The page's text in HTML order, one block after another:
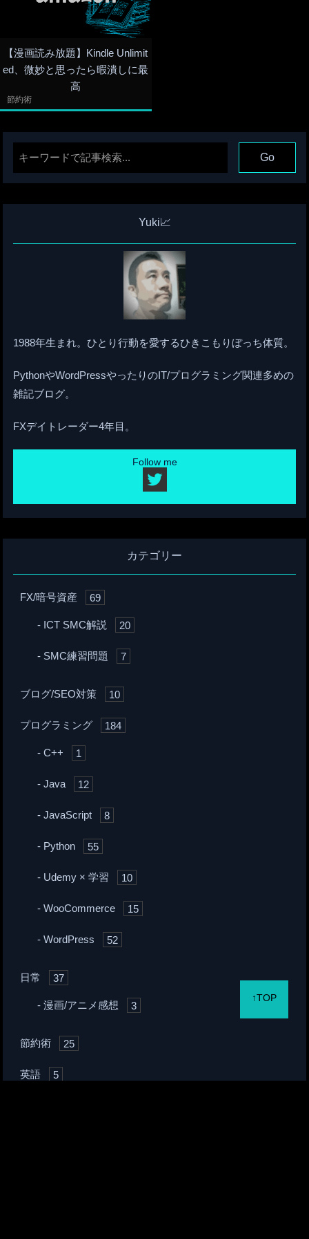
【漫画読み放題】Kindle Unlimit
ed、微妙と思ったら暇潰しに最
高
節約術
Yuki📈
1988年生まれ。ひとり行動を愛するひきこもりぼっち体質。
PythonやWordPressやったりのIT/プログラミング関連多めの
雑記ブログ。
FXデイトレーダー4年目。
Follow me
カテゴリー
FX/暗号資産 69
ICT SMC解説 20
SMC練習問題 7
ブログ/SEO対策 10
プログラミング 184
C++ 1
Java 12
JavaScript 8
Python 55
Udemy × 学習 10
WooCommerce 15
WordPress 52
日常 37
漫画/アニメ感想 3
節約術 25
英語 5
↑TOP